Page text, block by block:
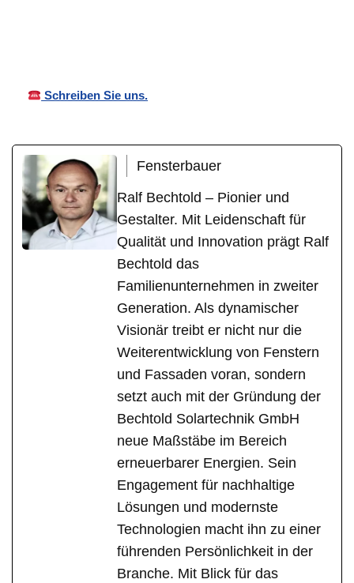
Schreiben Sie uns.
Fensterbauer
Ralf Bechtold – Pionier und
Gestalter. Mit Leidenschaft für
Qualität und Innovation prägt Ralf
Bechtold das
Familienunternehmen in zweiter
Generation. Als dynamischer
Visionär treibt er nicht nur die
Weiterentwicklung von Fenstern
und Fassaden voran, sondern
setzt auch mit der Gründung der
Bechtold Solartechnik GmbH
neue Maßstäbe im Bereich
erneuerbarer Energien. Sein
Engagement für nachhaltige
Lösungen und modernste
Technologien macht ihn zu einer
führenden Persönlichkeit in der
Branche. Mit Blick für das